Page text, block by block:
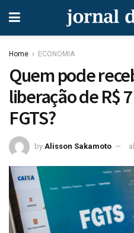
Home ECONOMIA
Quem pode
liberação de R$
FGTS?
by Alisson Sakamoto